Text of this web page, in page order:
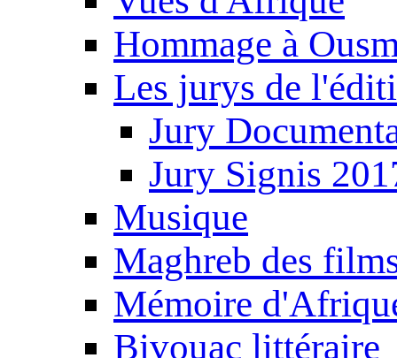
Hommage à
Les jurys de
Jury
Jury Signis
Musique
Maghreb des
Mémoire
Bivouac littéraire